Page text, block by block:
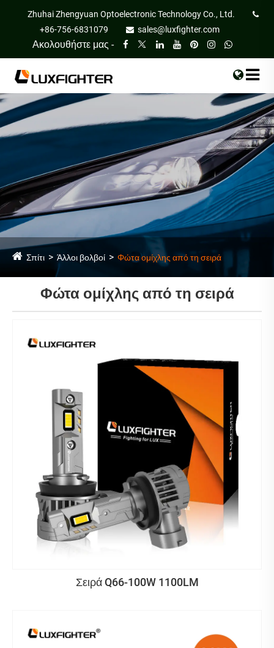
Zhuhai Zhengyuan Optoelectronic Technology Co., Ltd.
+86-756-6831079
sales@luxfighter.com
Ακολουθήστε μας -
Σπίτι Άλλοι βολβοί Φώτα ομίχλης από τη σειρά
Φώτα ομίχλης από τη σειρά
Σειρά Q66-100W 1100LM